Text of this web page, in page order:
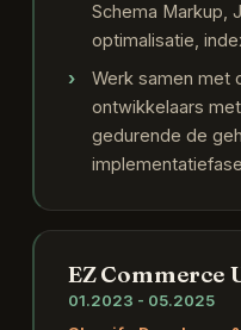
Schema Markup,
optimalisatie,
Werk samen met
ontwikkelaars
gedurende de
EZ Commerce
01.2023 - 05.2025